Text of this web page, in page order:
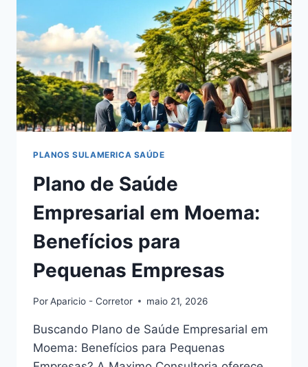
LOCAIS
PLANOS SULAMERICA SAÚDE
Plano de Saúde
Empresarial em Moema:
Benefícios para
Pequenas Empresas
PorAparicio - Corretor maio 21, 2026
Buscando Plano de Saúde Empresarial em
Moema: Benefícios para Pequenas